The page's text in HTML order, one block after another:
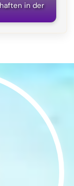
in der